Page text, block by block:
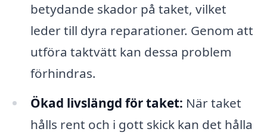
betydande skador på taket, vilket
leder till dyra reparationer. Genom att
utföra taktvätt kan dessa problem
förhindras.
Ökad livslängd för taket: När taket
hålls rent och i gott skick kan det hålla